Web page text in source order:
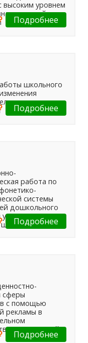
высоким уровнем
Подробнее
школьного
маршрута
Подробнее
работа по
системы
дошкольного
учащихся
школыПодробнее
сферы
с помощью
рекламы в
современной
Подробнее